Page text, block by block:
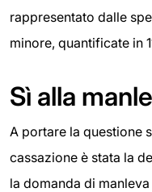
rappresentato dalle
minore, quantificate in
Sì alla
A portare la questione
cassazione è stata la
la domanda di